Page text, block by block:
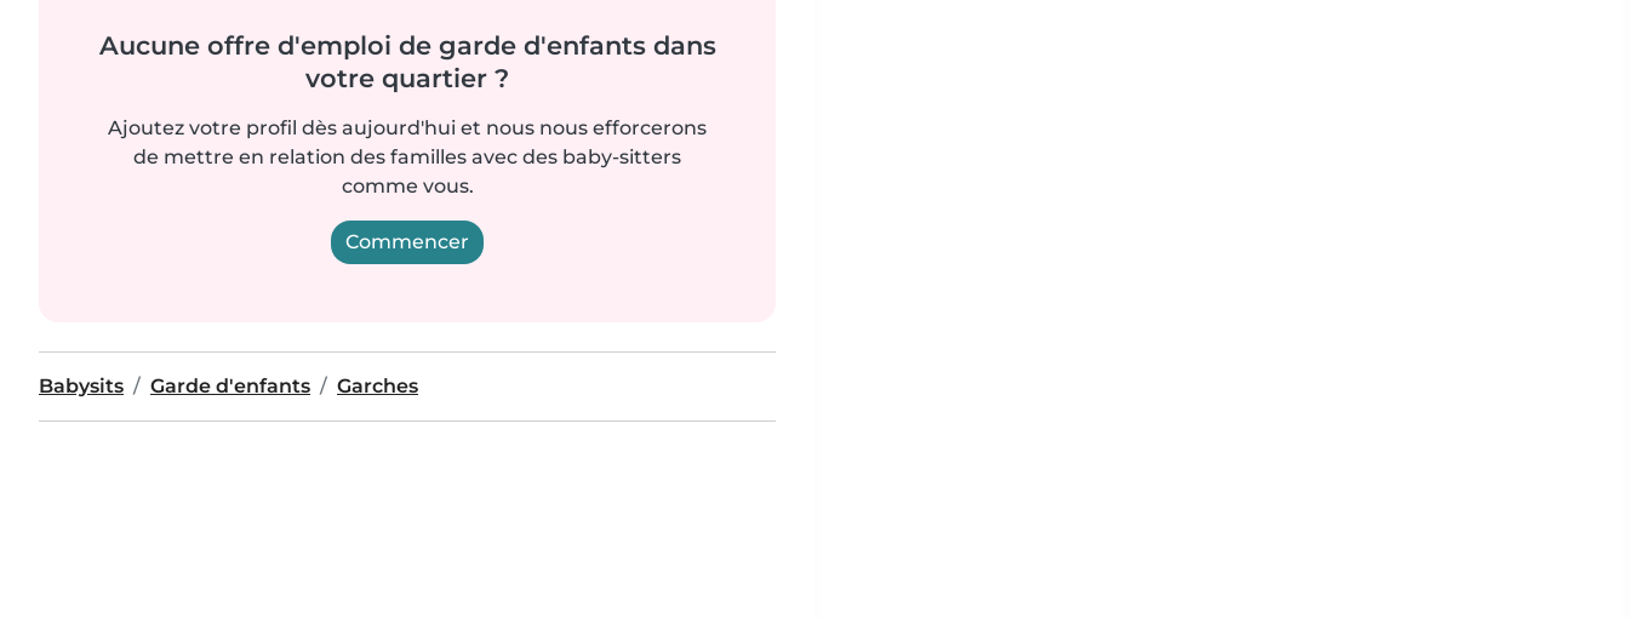
Aucune offre d'emploi de garde d'enfants dans
votre quartier ?
Ajoutez votre profil dès aujourd'hui et nous nous efforcerons
de mettre en relation des familles avec des baby-sitters
comme vous.
Commencer
Babysits Garde d'enfants Garches